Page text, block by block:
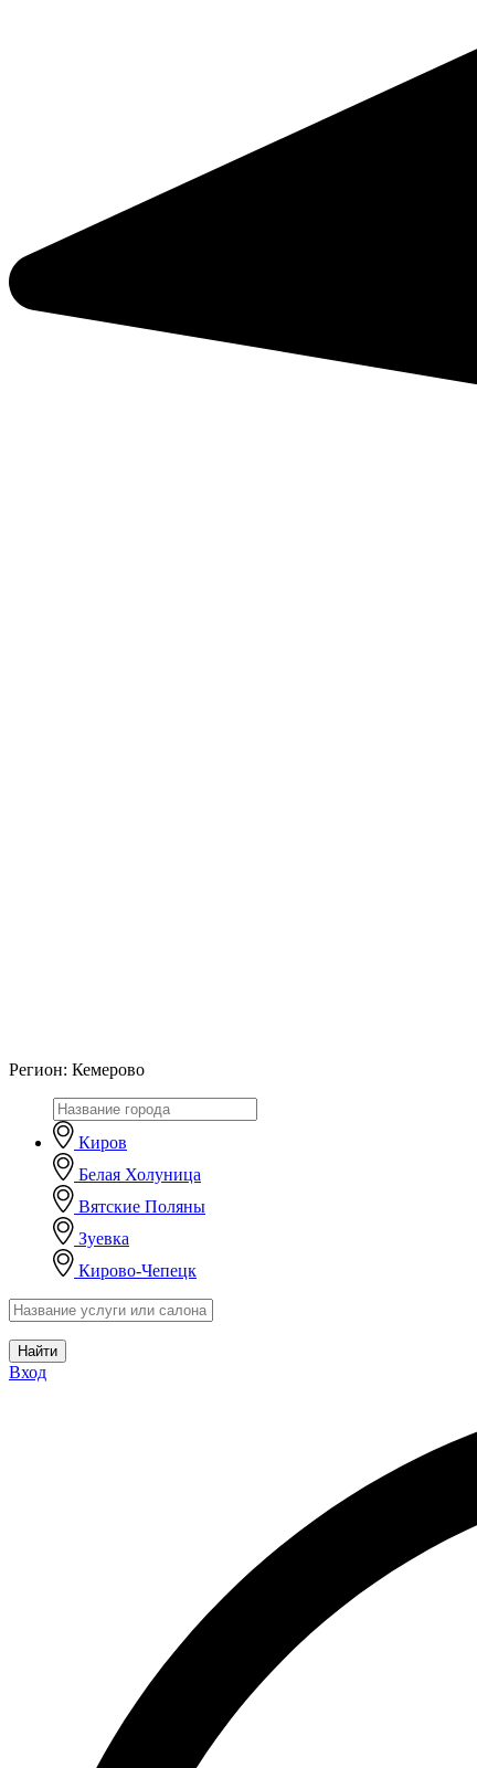
Регион: Кемерово
Киров
Белая Холуница
Вятские Поляны
Зуевка
Кирово-Чепецк
Найти
Вход